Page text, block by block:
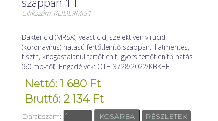
Cikkszám: KLIDERMIS1
Baktericid (MRSA), yeasticid, szelektíven virucid
(koronavírus) hatású fertőtlenítő szappan. Illatmentes,
tisztít, kifogástalanul fertőtlenít, gyors fertőtlenítő hatás
(60 mp-től). Engedélyek: OTH 3728/2022/KBKHF
Nettó: 1 680 Ft
Bruttó: 2 134 Ft
Darabszám: RÉSZLETEK